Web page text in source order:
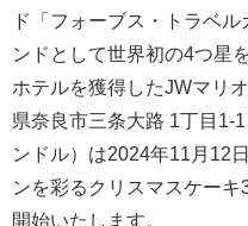
ド「フォーブス・トラベ
ンドとして世界初の4つ星
ホテルを獲得したJWマリ
県奈良市三条大路 1丁目1-
ンドル）は2024年11月12
ンを彩るクリスマスケー
開始いたします。